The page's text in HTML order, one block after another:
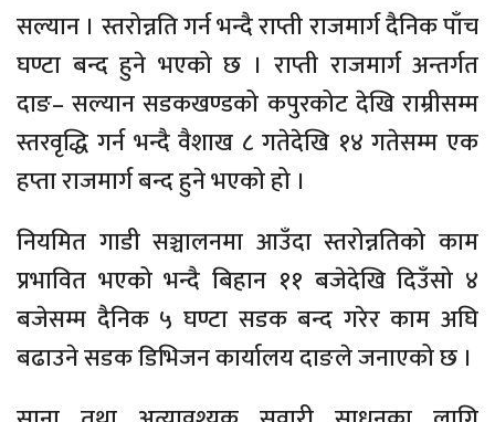
सल्यान । स्तरोन्नति गर्न भन्दै राप्ती राजमार्ग दैनिक पाँच
घण्टा बन्द हुने भएको छ । राप्ती राजमार्ग अन्तर्गत
दाङ– सल्यान सडकखण्डको कपुरकोट देखि राम्रीसम्म
स्तरवृद्धि गर्न भन्दै वैशाख ८ गतेदेखि १४ गतेसम्म एक
हप्ता राजमार्ग बन्द हुने भएको हो ।
नियमित गाडी सञ्चालनमा आउँदा स्तरोन्नतिको काम
प्रभावित भएको भन्दै बिहान ११ बजेदेखि दिउँसो ४
बजेसम्म दैनिक ५ घण्टा सडक बन्द गरेर काम अघि
बढाउने सडक डिभिजन कार्यालय दाङले जनाएको छ ।